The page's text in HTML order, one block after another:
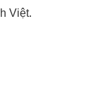
Việt.